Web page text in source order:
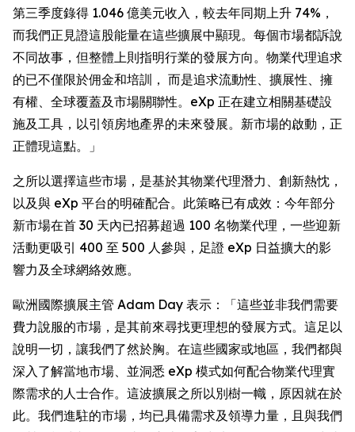
第三季度錄得 1.046 億美元收入，較去年同期上升 74%，
而我們正見證這股能量在這些擴展中顯現。每個市場都訴說
不同故事，但整體上則指明行業的發展方向。物業代理追求
的已不僅限於佣金和培訓， 而是追求流動性、擴展性、擁
有權、全球覆蓋及市場關聯性。eXp 正在建立相關基礎設
施及工具，以引領房地產界的未來發展。新市場的啟動，正
正體現這點。」
之所以選擇這些市場，是基於其物業代理潛力、創新熱忱，
以及與 eXp 平台的明確配合。此策略已有成效：今年部分
新市場在首 30 天內已招募超過 100 名物業代理，一些迎新
活動更吸引 400 至 500 人參與，足證 eXp 日益擴大的影
響力及全球網絡效應。
歐洲國際擴展主管 Adam Day 表示：「這些並非我們需要
費力說服的市場，是其前來尋找更理想的發展方式。這足以
說明一切，讓我們了然於胸。在這些國家或地區，我們都與
深入了解當地市場、並洞悉 eXp 模式如何配合物業代理實
際需求的人士合作。這波擴展之所以別樹一幟，原因就在於
此。我們進駐的市場，均已具備需求及領導力量，且與我們